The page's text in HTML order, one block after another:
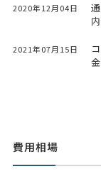
2020年12月04日
2021年07月15日
費用相場